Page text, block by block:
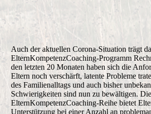
Auch der aktuellen Corona-Situation trägt
ElternKompetenzCoaching-Programm
den letzten 20 Monaten haben sich die
Eltern noch verschärft, latente Probleme
des Familienalltags und auch bisher
Schwierigkeiten sind nun zu bewältigen. Die
ElternKompetenzCoaching-Reihe bietet
Unterstützung bei einer Anzahl an